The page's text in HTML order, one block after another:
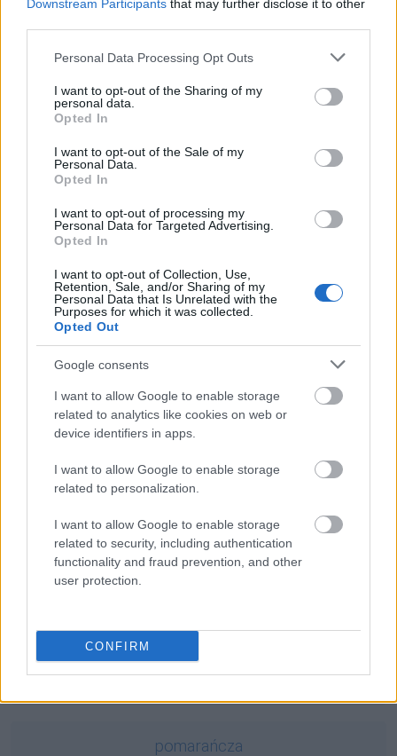
Downstream Participants that may further disclose it to other
Please note that this website/app uses one or more Google
not limited to your visit or usage behaviour. You may click to
grant or deny consent to Google and its third-party tags to
use your data for below specified purposes in below Google
consent section.
Personal Data Processing Opt Outs
I want to opt-out of the Sharing of my
personal data.
Opted In
I want to opt-out of the Sale of my
Personal Data.
Opted In
I want to opt-out of processing my
Personal Data for Targeted Advertising.
Opted In
I want to opt-out of Collection, Use,
Retention, Sale, and/or Sharing of my
Personal Data that Is Unrelated with the
Purposes for which it was collected.
Opted Out
Google consents
I want to allow Google to enable storage
related to analytics like cookies on web or
device identifiers in apps.
I want to allow Google to enable storage
related to personalization.
I want to allow Google to enable storage
related to security, including authentication
functionality and fraud prevention, and other
user protection.
CONFIRM
Pozostały wątpliwości? Brakuje czegoś w haśle?
Zobacz, co zyskują abonenci Dobrego słownika.
SPRAWDŹ
Często sprawdzane
czynie raz?
Gdy przysłowia brak
Ciekawostki
porzekadło — Pochodzenie wyrazu
porzekadło
— Masala definicją indyjskości
lwia część— Dlaczegolwiaczęść?
Mogą Cię zainteresować również hasła
absurd
grasejować
pomarańcza